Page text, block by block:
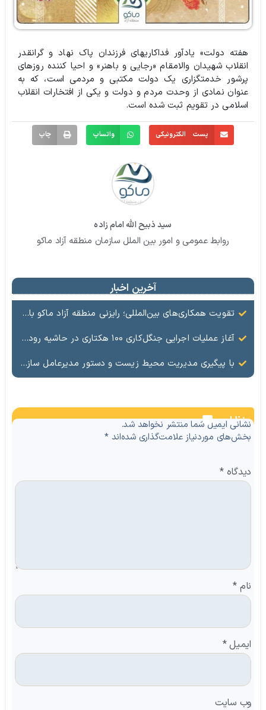
هفته دولت» یادآور فداکاری‏های فرزندان پاک نهاد و گرانقدر
انقلاب شهیدان والامقام «رجایی و باهنر» و احیا کننده روزهای
پرشور خدمتگزاری یک دولت مکتبی و مردمی است، که به
عنوان نمادی از وحدت مردم و دولت و یکی از افتخارات انقلاب
اسلامی در تقویم ثبت شده است.
پست الکترونیکی واتساپ چاپ
سید ذبیح الله امام زاده
روابط عمومی و امور بین الملل سازمان منطقه آزاد ماکو
آخرین اخبار
تقویت همکاری‌های بین‌المللی؛ رایزنی منطقه آزاد ماکو با سرمایه‌گذاران چینی برای توسعه معدن و تجارت
آغاز عملیات اجرایی جنگل‌کاری ۱۰۰ هکتاری در حاشیه رودخانه ارس با حمایت سازمان منطقه آزاد ماکو
با پیگیری مدیریت محیط زیست و دستور مدیرعامل سازمان منطقه آزاد ماکو؛ عملیات ساماندهی کانال فاضلاب کشمش‌تپه آغاز شد
نظرات
نشانی ایمیل شما منتشر نخواهد شد.
بخش‌های موردنیاز علامت‌گذاری شده‌اند*
دیدگاه*
نام *
ایمیل*
وب‌ سایت